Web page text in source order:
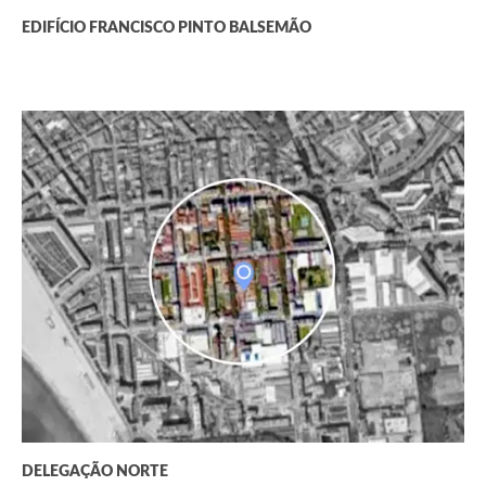
EDIFÍCIO FRANCISCO PINTO BALSEMÃO
DELEGAÇÃO NORTE